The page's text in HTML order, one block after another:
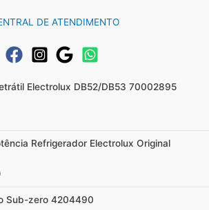
DE ATENDIMENTO
Electrolux DB52/DB53 70002895
Refrigerador Electrolux Original
Sub-zero 4204490